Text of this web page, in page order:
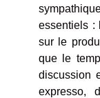
essentiels :
sur le
que le
discussion
expresso,